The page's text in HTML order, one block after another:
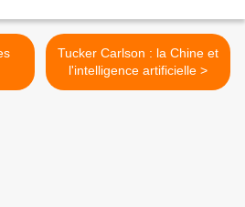
Tucker Carlson : la Chine et
l'intelligence artificielle >